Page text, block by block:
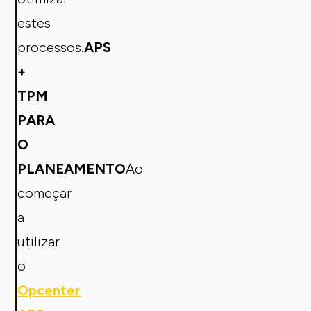
estes
processos.APS
+
TPM
PARA
O
PLANEAMENTOAo
começar
a
utilizar
o
Opcenter